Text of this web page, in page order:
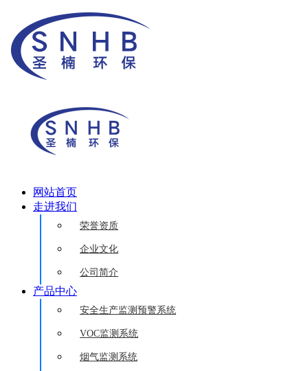
网站首页
走进我们
荣誉资质
企业文化
公司简介
产品中心
安全生产监测预警系统
VOC监测系统
烟气监测系统